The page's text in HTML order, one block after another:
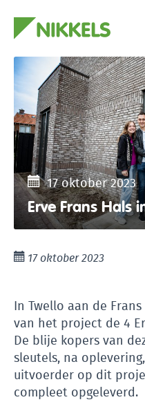
17 oktober 2023
Erve Frans Hals
17 oktober 2023
In Twello aan de
van het project de 4
De blije kopers van
sleutels, na
uitvoerder op dit
compleet opgeleverd.